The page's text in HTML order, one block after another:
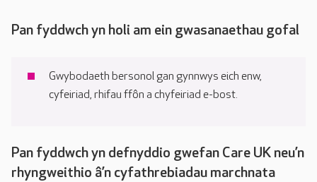
Pan fyddwch yn holi am ein gwasanaethau gofal
Gwybodaeth bersonol gan gynnwys eich enw,
cyfeiriad, rhifau ffôn a chyfeiriad e-bost.
Pan fyddwch yn defnyddio gwefan Care UK neu’n
rhyngweithio â’n cyfathrebiadau marchnata